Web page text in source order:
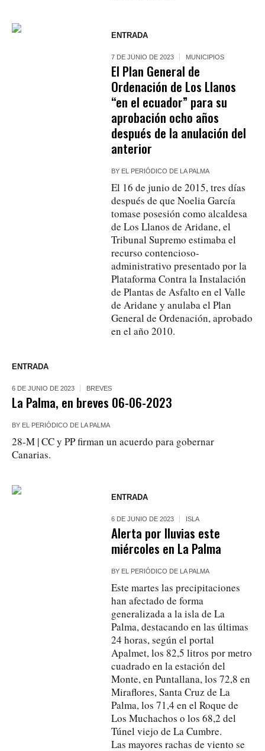
ENTRADA
7 DE JUNIO DE 2023 MUNICIPIOS
El Plan General de
Ordenación de Los Llanos
“en el ecuador” para su
aprobación ocho años
después de la anulación del
anterior
BY EL PERIÓDICO DE LA PALMA
El 16 de junio de 2015, tres días
después de que Noelia García
tomase posesión como alcaldesa
de Los Llanos de Aridane, el
Tribunal Supremo estimaba el
recurso contencioso-
administrativo presentado por la
Plataforma Contra la Instalación
de Plantas de Asfalto en el Valle
de Aridane y anulaba el Plan
General de Ordenación, aprobado
en el año 2010.
ENTRADA
6 DE JUNIO DE 2023 BREVES
La Palma, en breves 06-06-2023
BY EL PERIÓDICO DE LA PALMA
28-M | CC y PP firman un acuerdo para gobernar
Canarias.
ENTRADA
6 DE JUNIO DE 2023 ISLA
Alerta por lluvias este
miércoles en La Palma
BY EL PERIÓDICO DE LA PALMA
Este martes las precipitaciones
han afectado de forma
generalizada a la isla de La
Palma, destacando en las últimas
24 horas, según el portal
Apalmet, los 82,5 litros por metro
cuadrado en la estación del
Monte, en Puntallana, los 72,8 en
Miraflores, Santa Cruz de La
Palma, los 71,4 en el Roque de
Los Muchachos o los 68,2 del
Túnel viejo de La Cumbre.
Las mayores rachas de viento se